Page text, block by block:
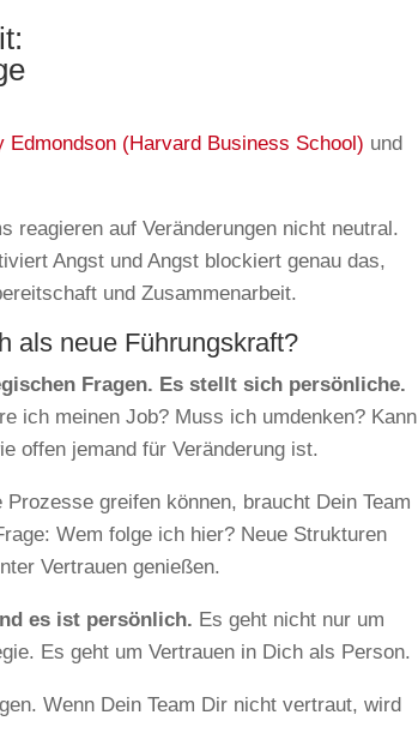
Edmondson (Harvard Business School) und
reagieren auf Veränderungen nicht neutral.
Angst und Angst blockiert genau das,
und Zusammenarbeit.
als neue Führungskraft?
Fragen. Es stellt sich persönliche.
ich meinen Job? Muss ich umdenken? Kann
offen jemand für Veränderung ist.
Prozesse greifen können, braucht Dein Team
Wem folge ich hier? Neue Strukturen
Vertrauen genießen.
es ist persönlich. Es geht nicht nur um
Es geht um Vertrauen in Dich als Person.
Wenn Dein Team Dir nicht vertraut, wird